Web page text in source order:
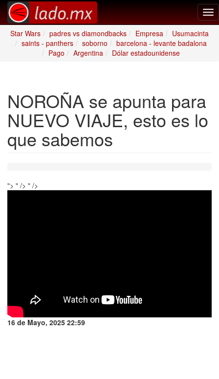
Star Wars
padres vs diamondbacks Empresa
Usumacinta
saints - panthers
soborno
barcelona - levante badalona
Pago
Argentina Dólar estadounidense
NOROÑA se apunta para
NUEVO VIAJE, esto es lo
que sabemos
"> " /> " />
16 de Mayo, 2025 22:59